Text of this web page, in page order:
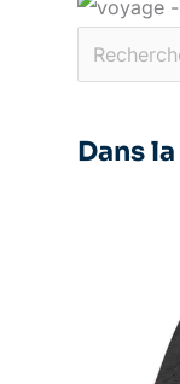
Dans